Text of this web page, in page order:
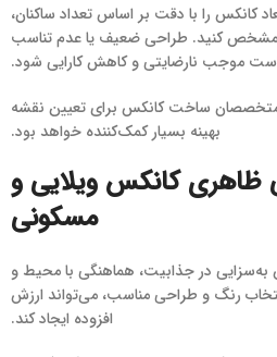
کانکس را با دقت بر اساس تعداد ساکنان،
مشخص کنید. طراحی ضعیف یا عدم تناسب
است موجب نارضایتی و کاهش کارایی شود.
متخصصان ساخت کانکس برای تعیین نقشه
بهینه بسیار کمک‌کننده خواهد بود.
ظاهری کانکس ویلایی و
مسکونی
در جذابیت، هماهنگی با محیط و
رنگ و طراحی مناسب، می‌تواند ارزش
افزوده ایجاد کند.